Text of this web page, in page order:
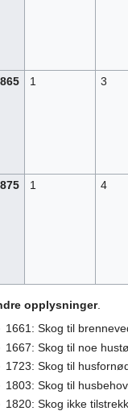
1 3
1 4
opplysninger.
1661: Skog til
1667: Skog til noe
1723: Skog til
1803: Skog til
1820: Skog ikke